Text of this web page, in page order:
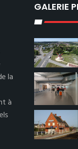
la
à
GALERIE